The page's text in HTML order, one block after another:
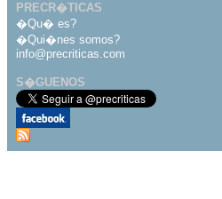
PRECR�TICAS
�Qu� es?
�Qui�nes somos?
info@precriticas.com
S�GUENOS